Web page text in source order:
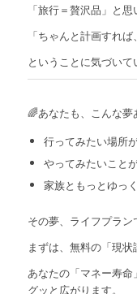
「旅行＝贅沢品」と思
「ちゃんと計画すれば
ということに気づいて
🌈あなたも、こんな夢
行ってみたい場所
やってみたいこと
家族ともっとゆっ
その夢、ライフプラン
まずは、無料の「現状
あなたの「マネー寿
グッと広がります。